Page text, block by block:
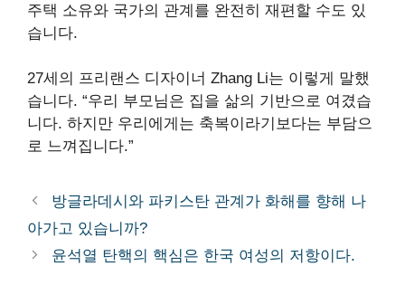
주택 소유와 국가의 관계를 완전히 재편할 수도 있
습니다.
27세의 프리랜스 디자이너 Zhang Li는 이렇게 말했
습니다. “우리 부모님은 집을 삶의 기반으로 여겼습
니다. 하지만 우리에게는 축복이라기보다는 부담으
로 느껴집니다.”
방글라데시와 파키스탄 관계가 화해를 향해 나
아가고 있습니까?
윤석열 탄핵의 핵심은 한국 여성의 저항이다.